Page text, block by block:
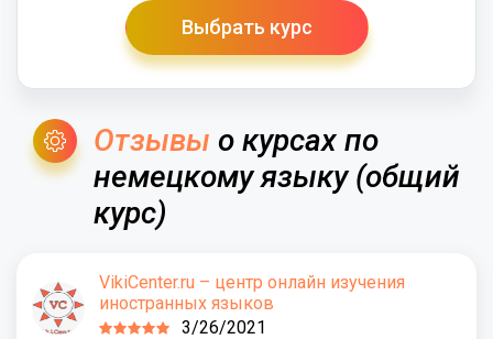
Выбрать курс
Отзывы о курсах по
немецкому языку (общий
курс)
VikiCenter.ru – центр онлайн изучения
иностранных языков
3/26/2021